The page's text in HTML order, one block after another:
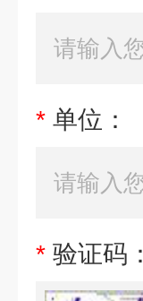
* 单位：
* 验证码：